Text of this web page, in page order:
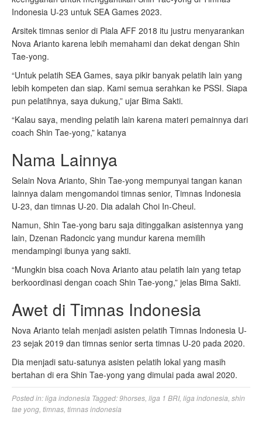
Indonesia U-23 untuk SEA Games 2023.
Arsitek timnas senior di Piala AFF 2018 itu justru menyarankan
Nova Arianto karena lebih memahami dan dekat dengan Shin
Tae-yong.
“Untuk pelatih SEA Games, saya pikir banyak pelatih lain yang
lebih kompeten dan siap. Kami semua serahkan ke PSSI. Siapa
pun pelatihnya, saya dukung,” ujar Bima Sakti.
“Kalau saya, mending pelatih lain karena materi pemainnya dari
coach Shin Tae-yong,” katanya
Nama Lainnya
Selain Nova Arianto, Shin Tae-yong mempunyai tangan kanan
lainnya dalam mengomandoi timnas senior, Timnas Indonesia
U-23, dan timnas U-20. Dia adalah Choi In-Cheul.
Namun, Shin Tae-yong baru saja ditinggalkan asistennya yang
lain, Dzenan Radoncic yang mundur karena memilih
mendampingi ibunya yang sakti.
“Mungkin bisa coach Nova Arianto atau pelatih lain yang tetap
berkoordinasi dengan coach Shin Tae-yong,” jelas Bima Sakti.
Awet di Timnas Indonesia
Nova Arianto telah menjadi asisten pelatih Timnas Indonesia U-
23 sejak 2019 dan timnas senior serta timnas U-20 pada 2020.
Dia menjadi satu-satunya asisten pelatih lokal yang masih
bertahan di era Shin Tae-yong yang dimulai pada awal 2020.
Posted in:liga indonesia Tagged:9horses liga 1 BRI, liga indonesia shin
tae yong timnas timnas indonesia